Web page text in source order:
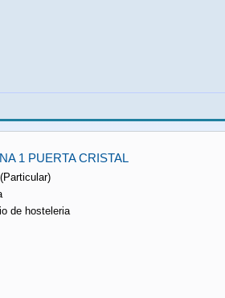
1 PUERTA CRISTAL
de hosteleria